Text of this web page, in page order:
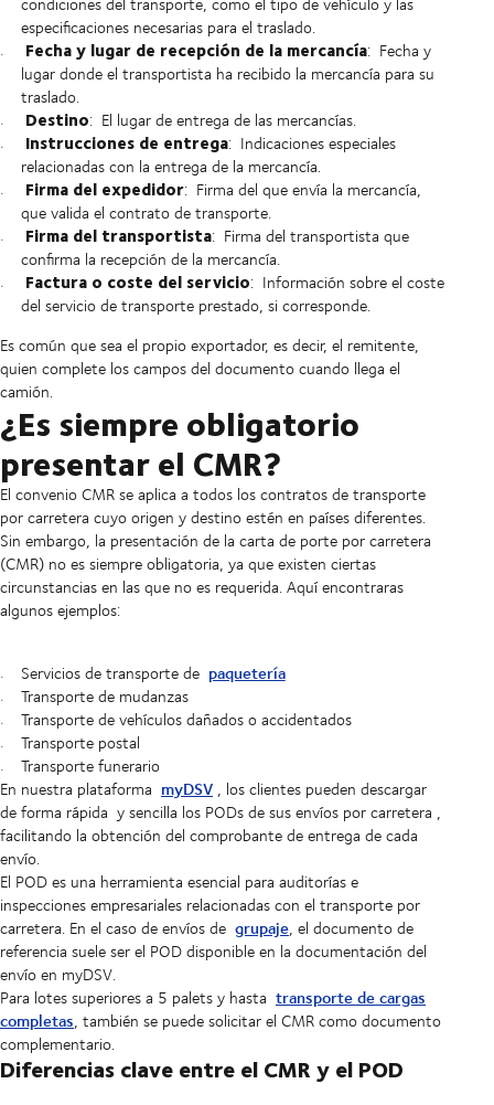
especificaciones necesarias para el traslado.
Fecha y lugar de recepción de la mercancía: Fecha y
lugar donde el transportista ha recibido la mercancía para su
traslado.
Destino: El lugar de entrega de las mercancías.
Instrucciones de entrega: Indicaciones especiales
relacionadas con la entrega de la mercancía.
Firma del expedidor: Firma del que envía la mercancía,
que valida el contrato de transporte.
Firma del transportista: Firma del transportista que
confirma la recepción de la mercancía.
Factura o coste del servicio: Información sobre el coste
del servicio de transporte prestado, si corresponde.
Es común que sea el propio exportador, es decir, el remitente,
quien complete los campos del documento cuando llega el
camión.
¿Es siempre obligatorio
presentar el CMR?
El convenio CMR se aplica a todos los contratos de transporte
por carretera cuyo origen y destino estén en países diferentes.
Sin embargo, la presentación de la carta de porte por carretera
(CMR) no es siempre obligatoria, ya que existen ciertas
circunstancias en las que no es requerida. Aquí encontraras
algunos ejemplos:
Servicios de transporte de paquetería
Transporte de mudanzas
Transporte de vehículos dañados o accidentados
Transporte postal
Transporte funerario
En nuestra plataforma myDSV , los clientes pueden descargar
de forma rápida y sencilla los PODs de susenvíos por carretera ,
facilitando la obtención del comprobante de entrega de cada
envío.
El POD es una herramienta esencial para auditorías e
inspecciones empresariales relacionadas con el transporte por
carretera. En el caso de envíos de grupaje, el documento de
referencia suele ser el POD disponible en la documentación del
envío en myDSV.
Para lotes superiores a 5 palets y hasta transporte de cargas
completas, también se puede solicitar el CMR como documento
complementario.
Diferencias clave entre el CMR y el POD